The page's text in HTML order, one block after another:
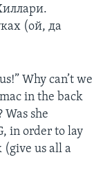
(ой, да
Why can’t we
in the back
she
in order to lay
us all a